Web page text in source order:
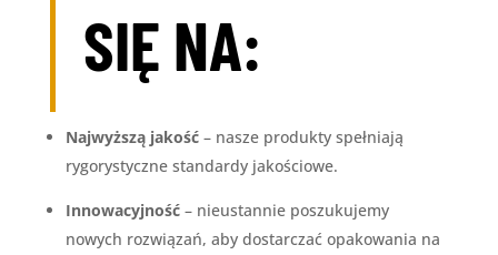
SIĘ NA:
Najwyższą jakość– nasze produkty spełniają
rygorystyczne standardy jakościowe.
Innowacyjność– nieustannie poszukujemy
nowych rozwiązań, aby dostarczać opakowania na